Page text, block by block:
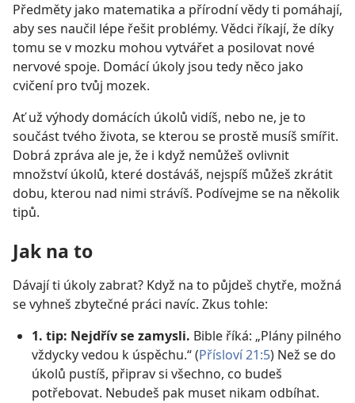
Předměty jako matematika a přírodní vědy ti pomáhají,
aby ses naučil lépe řešit problémy. Vědci říkají, že díky
tomu se v mozku mohou vytvářet a posilovat nové
nervové spoje. Domácí úkoly jsou tedy něco jako
cvičení pro tvůj mozek.
Ať už výhody domácích úkolů vidíš, nebo ne, je to
součást tvého života, se kterou se prostě musíš smířit.
Dobrá zpráva ale je, že i když nemůžeš ovlivnit
množství úkolů, které dostáváš, nejspíš můžeš zkrátit
dobu, kterou nad nimi strávíš. Podívejme se na několik
tipů.
Jak na to
Dávají ti úkoly zabrat? Když na to půjdeš chytře, možná
se vyhneš zbytečné práci navíc. Zkus tohle:
1. tip: Nejdřív se zamysli. Bible říká: „Plány pilného
vždycky vedou k úspěchu.“ (Přísloví 21:5) Než se do
úkolů pustíš, připrav si všechno, co budeš
potřebovat. Nebudeš pak muset nikam odbíhat.